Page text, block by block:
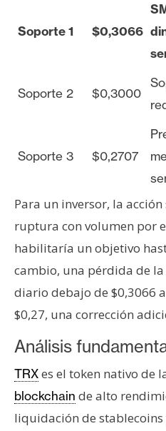
Soporte 1 $0,3066
Soporte 2 $0,3000
Soporte 3 $0,2707
Para un inversor, la
ruptura con volumen por
habilitaría un objetivo
cambio, una pérdida de la
diario debajo de $0,3066
$0,27, una corrección
Análisis
TRXes el token nativo de
blockchain de alto
liquidación de